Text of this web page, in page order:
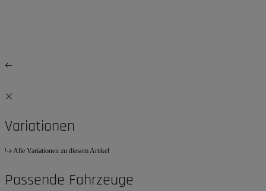
Variationen
Alle Variationen zu diesem Artikel
Passende Fahrzeuge